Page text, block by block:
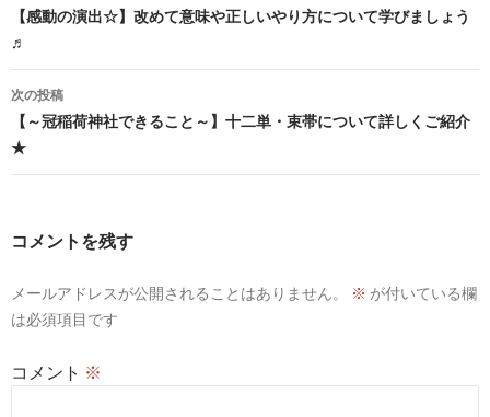
稿
ナ
ビ
ゲ
ー
ョ
ン
【感動の演出☆】改めて意味や正しいやり方について学びましょう
♬
次の投稿
【～冠稲荷神社できること～】十二単・束帯について詳しくご紹介
★
コメントを残す
メールアドレスが公開されることはありません。 ※ が付いている欄
は必須項目です
コメント ※